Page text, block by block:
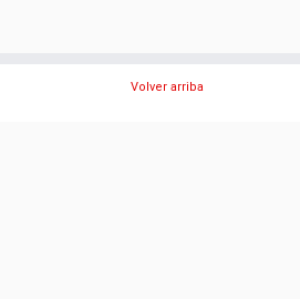
Volver arriba